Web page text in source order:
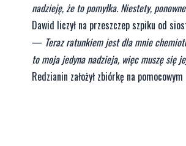
nadzieję, że to pomyłka. Niestety,
Dawid liczył na przeszczep szpiku od
— Teraz ratunkiem jest dla mnie
to moja jedyna nadzieja, więc muszę się
Redzianin założył zbiórkę na